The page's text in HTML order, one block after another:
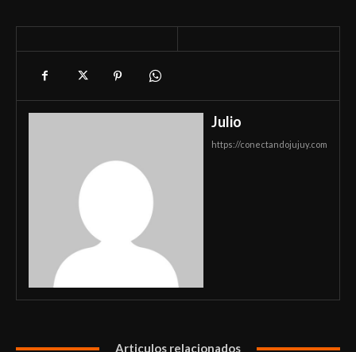
Julio
https://conectandojujuy.com
Articulos relacionados